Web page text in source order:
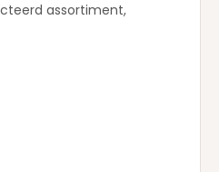
assortiment,